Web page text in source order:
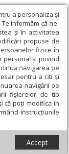
a personaliza și
informăm că ne-
și în activitatea
propuse de
fizice în
personal și privind
navigarea pe
pentru a citi și
navigării pe
fişierelor de tip
că poți modifica în
instrucțiunile
Accept
Şedinţă de lucru a